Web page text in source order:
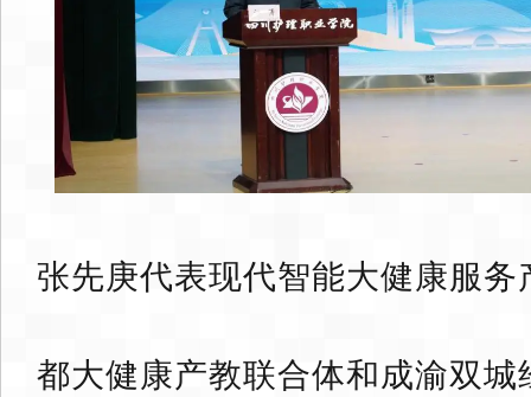
张先庚代表现代智能大健康服
都大健康产教联合体和成渝双